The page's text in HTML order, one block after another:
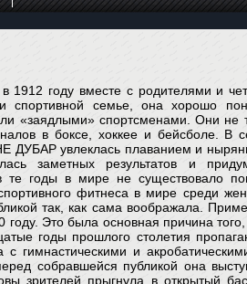
году вместе с родителями и
семье, она хорошо
«заядлыми» спортсменами. Они не
в боксе, хоккее и бейсболе. В
ДУБАР увлеклась плаванием и
заметных результатов и
те годы в мире не существовало
фитнеса в мире среди
так, как сама воображала.
Это была основная причина того,
годы прошлого столетия
и
собравшейся публикой она
зрителей прыгнула в открытый